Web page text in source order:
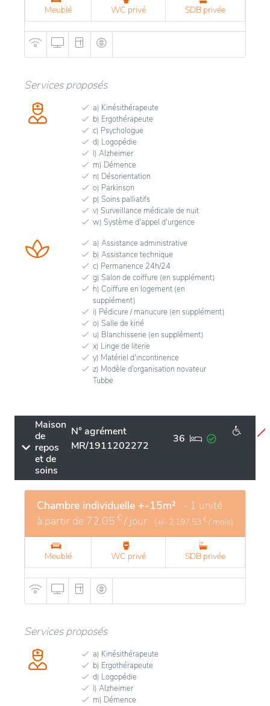
Meublé WC privé SDB privée
Services proposés
a) Kinésithérapeute
b) Ergothérapeute
c) Psychologue
d) Logopédie
l) Alzheimer
m) Démence
n) Désorientation
o) Parkinson
p) Soins palliatifs
v) Surveillance médicale de nuit
w) Système d'appel d'urgence
a) Assistance administrative
b) Assistance technique
c) Permanence 24h/24
g) Salon de coiffure (en supplément)
h) Coiffure en logement (en
supplément)
i) Pédicure / manucure (en supplément)
o) Salle de kiné
u) Blanchisserie (en supplément)
x) Linge de literie
y) Matériel d'incontinence
z) Modèle d’organisation novateur
Tubbe
Maison
de
repos
et de
soins
N° agrément
MR/1911202272
36
Chambre individuelle +-15m² - 1 unité
à partir de 72,05 € / jour (+/- 2.197,53 € / mois)
Meublé WC privé SDB privée
Services proposés
a) Kinésithérapeute
b) Ergothérapeute
d) Logopédie
l) Alzheimer
m) Démence